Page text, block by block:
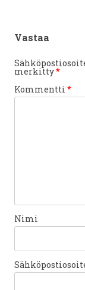
Vastaa
merkitty*
Kommentti *
Nimi